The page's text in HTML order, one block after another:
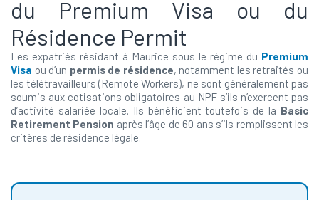
du Premium Visa ou du
Résidence Permit
Les expatriés résidant à Maurice sous le régime du Premium
Visa ou d’un permis de résidence, notamment les retraités ou
les télétravailleurs (Remote Workers), ne sont généralement pas
soumis aux cotisations obligatoires au NPF s’ils n’exercent pas
d’activité salariée locale. Ils bénéficient toutefois de la Basic
Retirement Pension après l’âge de 60 ans s’ils remplissent les
critères de résidence légale.